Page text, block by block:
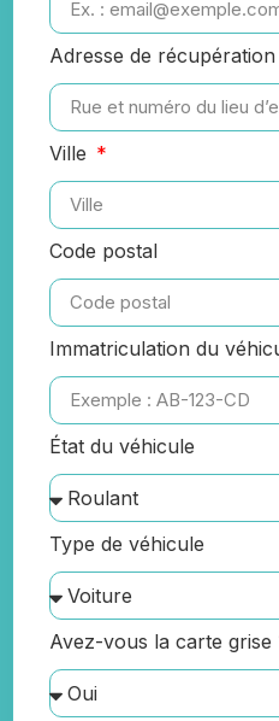
Adresse de
Ville
Code postal
Immatriculation du
État du véhicule
Type de véhicule
Avez-vous la carte grise